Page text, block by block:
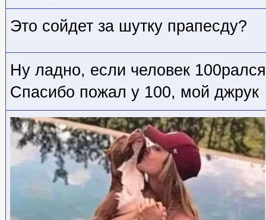
Это сойдет за шутку прапесду?
Ну ладно, если человек
Спасибо пожал у 100, мой джрук